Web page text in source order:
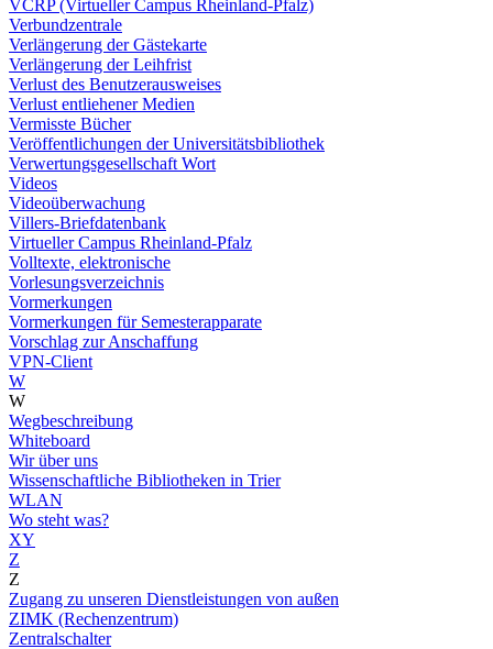
VCRP (Virtueller Campus Rheinland-Pfalz)
Verbundzentrale
Verlängerung der Gästekarte
Verlängerung der Leihfrist
Verlust des Benutzerausweises
Verlust entliehener Medien
Vermisste Bücher
Veröffentlichungen der Universitätsbibliothek
Verwertungsgesellschaft Wort
Videos
Videoüberwachung
Villers-Briefdatenbank
Virtueller Campus Rheinland-Pfalz
Volltexte, elektronische
Vorlesungsverzeichnis
Vormerkungen
Vormerkungen für Semesterapparate
Vorschlag zur Anschaffung
VPN-Client
W
W
Wegbeschreibung
Whiteboard
Wir über uns
Wissenschaftliche Bibliotheken in Trier
WLAN
Wo steht was?
XY
Z
Z
Zugang zu unseren Dienstleistungen von außen
ZIMK (Rechenzentrum)
Zentralschalter